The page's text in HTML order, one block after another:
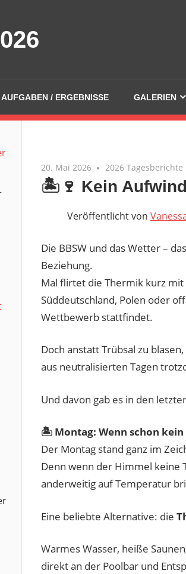
AUFGABEN / ERGEBNISSE GALERIEN
20. Mai 2026 2026 Tagesberichte
🏝️🍷 Kein
Veröffentlicht von
Die BBSW und das Wetter –
Beziehung.
Mal flirtet die Thermik kurz
Süddeutschland, Polen oder
Wettbewerb stattfindet.
Doch anstatt Trübsal zu
aus neutralisierten Tagen
Und davon gab es in den
🏝️ Montag: Wenn schon
Der Montag stand ganz im
Denn wenn der Himmel keine
anderweitig auf Temperatur
Eine beliebte Alternative: die
Warmes Wasser, heiße
direkt an der Poolbar und